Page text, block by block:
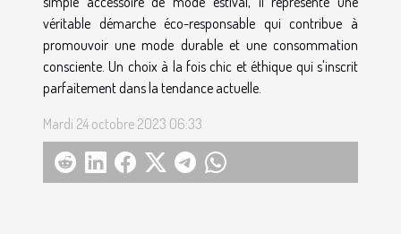
véritable démarche éco-responsable qui contribue à
promouvoir une mode durable et une consommation
consciente. Un choix à la fois chic et éthique qui s'inscrit
parfaitement dans la tendance actuelle.
Mardi 24 octobre 2023 06:33